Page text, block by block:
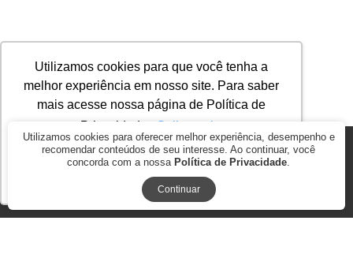
Utilizamos cookies para que você tenha a
melhor experiência em nosso site. Para saber
mais acesse nossa página de Política de
Privacidade.
Saiba mais
© 2026AGROMAP MAQUINAS AGRÍCOLAS PASSOS LTDA. ME.. CNPJ:
17.278.847/0001-35
BY COMMERCEPLUS
Utilizamos cookies para oferecer melhor experiência, desempenho e
recomendar conteúdos de seu interesse. Ao continuar, você
concorda com a nossa Política de Privacidade.
Continuar